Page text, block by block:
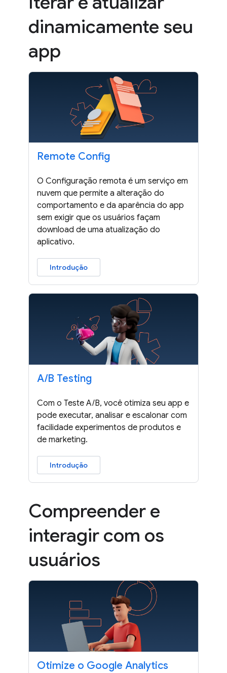
dinamicamente seu
app
Remote Config
O Configuração remota é um serviço em
nuvem que permite a alteração do
comportamento e da aparência do app
sem exigir que os usuários façam
download de uma atualização do
aplicativo.
Introdução
A/B Testing
Com o Teste A/B, você otimiza seu app e
pode executar, analisar e escalonar com
facilidade experimentos de produtos e
de marketing.
Introdução
Compreender e
interagir com os
usuários
Otimize o Google Analytics